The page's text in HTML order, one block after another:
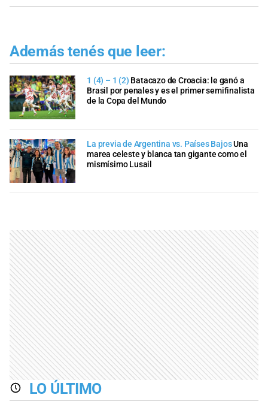
Además tenés que leer:
1 (4) – 1 (2) Batacazo de Croacia: le ganó a
Brasil por penales y es el primer semifinalista
de la Copa del Mundo
La previa de Argentina vs. Países BajosUna
marea celeste y blanca tan gigante como el
mismísimo Lusail
LO ÚLTIMO